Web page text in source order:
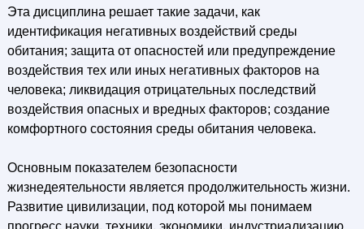
Эта дисциплина решает такие задачи, как
идентификация негативных воздействий среды
обитания; защита от опасностей или предупреждение
воздействия тех или иных негативных факторов на
человека; ликвидация отрицательных последствий
воздействия опасных и вредных факторов; создание
комфортного состояния среды обитания человека.
Основным показателем безопасности
жизнедеятельности является продолжительность жизни.
Развитие цивилизации, под которой мы понимаем
прогресс науки, техники, экономики, индустриализацию